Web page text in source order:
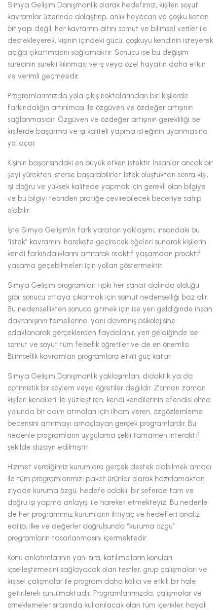
Simya Gelişim Danışmanlık olarak hedefimiz, kişileri soyut
kavramlar üzerinde dolaştırıp, anlık heyecan ve çoşku katan
bir yapı değil, her kavramın altını somut ve bilimsel veriler ile
destekleyerek, kişinin içindeki gücü, çoşkuyu kendinin isteyerek
açığa çıkartmasını sağlamaktır. Sonucu ise bu değişim
sürecinin sürekli kılınması ve iş veya özel hayatın daha etkin
ve verimli geçmesidir.
Programlarımızda yola çıkış noktalarından biri kişilerde
farkındalığın artırılması ile özgüven ve özdeğer artışının
sağlanmasıdır. Özgüven ve özdeğer artışının gerekliliği ise
kişilerde başarma ve işi kaliteli yapma isteğinin uyanmasına
yol açar.
Kişinin başarısındaki en büyük etken istektir. İnsanlar ancak bir
şeyi yürekten isterse başarabilirler. İstek oluştuktan sonra kişi,
işi doğru ve yüksek kalitede yapmak için gerekli olan bilgiye
ve bu bilgiyi teoriden pratiğe çevirebilecek beceriye sahip
olabilir.
İşte Simya Gelişim’in fark yaratan yaklaşımı; insandaki bu
“istek” kavramını harekete geçirecek öğeleri sunarak kişilerin
kendi farkındalıklarını artırarak reaktif yaşamdan proaktif
yaşama geçebilmeleri için yolları göstermektir.
Simya Gelişim programları tıpkı her sanat dalında olduğu
gibi, sonucu ortaya çıkarmak için somut nedenselliği baz alır.
Bu nedensellikten sonuca gitmek için ise yeri geldiğinde insan
davranışının temellerine, yani davranış psikolojisine
odaklanarak gerçeklerden faydalanır, yeri geldiğinde ise
somut ve soyut tüm felsefik öğretiler ve de en önemlisi
Bilimsellik kavramları programlara etkili güç katar.
Simya Gelişim Danışmanlık yaklaşımları, didaktik ya da
optimistik bir söylem veya öğretiler değildir. Zaman zaman
kişileri kendileri ile yüzleştiren, kendi kendilerinin efendisi olma
yolunda bir adım atmaları için ilham veren, özgözlemleme
becerisini artırmayı amaçlayan gerçek programlardır. Bu
nedenle programların uygulama şekli tamamen interaktif
şekilde dizayn edilmiştir.
Hizmet verdiğimiz kurumlara gerçek destek olabilmek amacı
ile tüm programlarımızı paket ürünler olarak hazırlamaktan
ziyade kuruma özgü, hedefe odaklı, bir seferde tam ve
doğru işi yapma anlayışı ile hareket etmekteyiz. Bu nedenle
de her programımız kurumların ihtiyaç ve hedefleri analiz
edilip, ilke ve değerler doğrulsunda “kuruma özgü”
programların tasarlanmasını içermektedir.
Konu anlatımlarının yanı sıra, katılımcıların konuları
içselleştirmesini sağlayacak olan testler, grup çalışmaları ve
kişisel çalışmalar ile program daha kalıcı ve etkili bir hale
getirilerek sunulmaktadır. Programlarımızda, çalışmalar ve
örneklemeler sırasında kullanılacak olan tüm içerikler, hayali